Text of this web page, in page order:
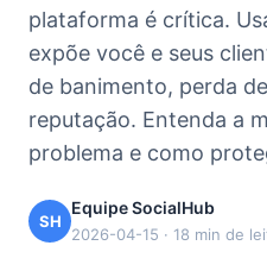
plataforma é crítica.
expõe você e seus
de banimento, perda
reputação. Entenda a
problema e como
SH
Equipe SocialHub
2026-04-15 · 18 min de